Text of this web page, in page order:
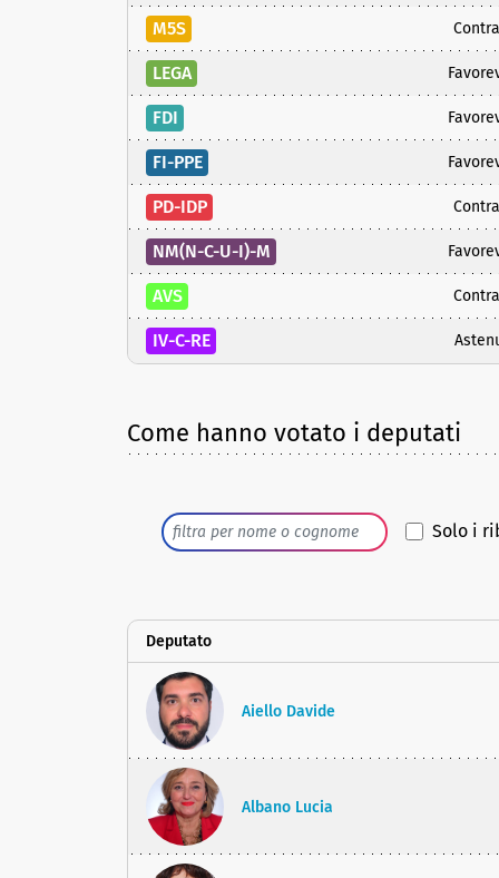
M5S
LEGA
FDI
FI-PPE
PD-IDP
NM(N-C-U-I)-M
AVS
IV-C-RE
Come hanno votato i deputati
Solo i
Deputato
Aiello Davide
Albano Lucia